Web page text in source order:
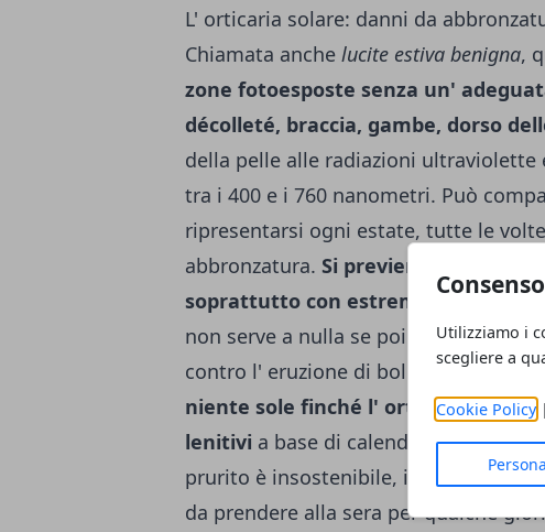
Utilizziamo i
scegliere a
Cookie Policy|
L' orticaria solare: danni da
Chiamata anche lucite estiva benigna,
zone fotoesposte senza un'
décolleté, braccia, gambe, dorso
della pelle alle radiazioni ultraviolette
tra i 400 e i 760 nanometri. Può
ripresentarsi ogni estate, tutte le
abbronzatura. Si previene
soprattutto con estrema gradualità
non serve a nulla se poi si staziona
contro l' eruzione di bollicine dovuta
niente sole finché l' orticaria non
lenitivi a base di calendula, azulene,
prurito è insostenibile, il medico può
da prendere alla sera per qualche